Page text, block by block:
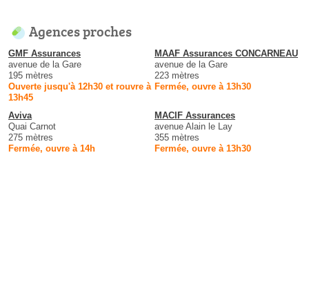
Agences proches
GMF Assurances
avenue de la Gare
195 mètres
Ouverte jusqu'à 12h30 et rouvre à
13h45
MAAF Assurances CONCARNEAU
avenue de la Gare
223 mètres
Fermée, ouvre à 13h30
Aviva
Quai Carnot
275 mètres
Fermée, ouvre à 14h
MACIF Assurances
avenue Alain le Lay
355 mètres
Fermée, ouvre à 13h30